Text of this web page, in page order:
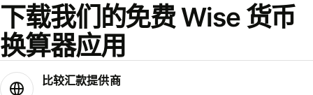
下载我们的免费 Wise 货币
换算器应用
比较汇款提供商